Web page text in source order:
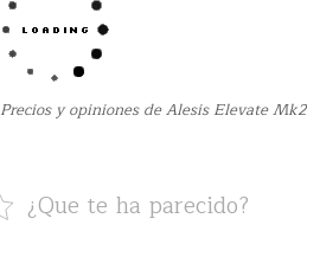
Precios y opiniones de Alesis Elevate Mk2
¿Que te ha parecido?